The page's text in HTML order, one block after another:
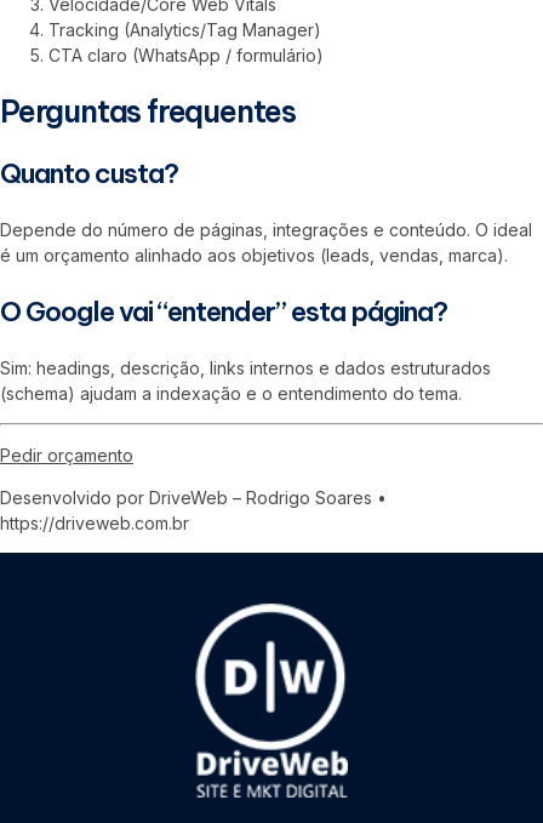
Velocidade/Core Web Vitals
Tracking (Analytics/Tag Manager)
CTA claro (WhatsApp / formulário)
Perguntas frequentes
Quanto custa?
Depende do número de páginas, integrações e conteúdo. O ideal
é um orçamento alinhado aos objetivos (leads, vendas, marca).
O Google vai “entender” esta página?
Sim: headings, descrição, links internos e dados estruturados
(schema) ajudam a indexação e o entendimento do tema.
Pedir orçamento
Desenvolvido por DriveWeb – Rodrigo Soares •
https://driveweb.com.br